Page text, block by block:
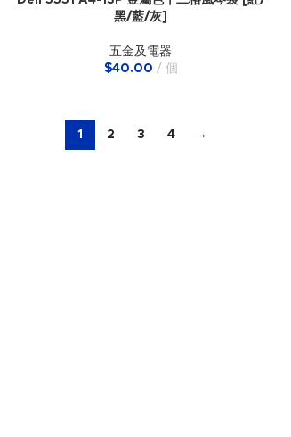
黑/藍/灰]
五金及電器
$40.00 個
1 2 3 4 →